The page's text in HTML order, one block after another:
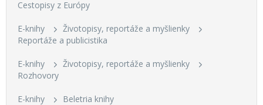
Cestopisy z Európy
E-knihy
Životopisy, reportáže a myšlienky
Reportáže a publicistika
E-knihy
Životopisy, reportáže a myšlienky
Rozhovory
E-knihy Beletria knihy